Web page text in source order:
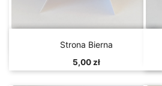
Szybki podgląd
Strona Bierna
5,00 zł